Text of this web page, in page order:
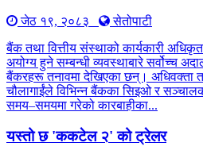
जेठ १९, २०८३
सेतोपाटी
बैंक तथा वित्तीय संस्थाको कार्यकारी
अयोग्य हुने सम्बन्धी व्यवस्थाबारे सर्वोच्च
बैंकरहरू तनावमा देखिएका छन्। अधिवक्ता
चौलागाईंले विभिन्न बैंकका सिइओ र
समय–समयमा गरेको कारबाहीका...
यस्तो छ 'ककटेल २' को ट्रेलर